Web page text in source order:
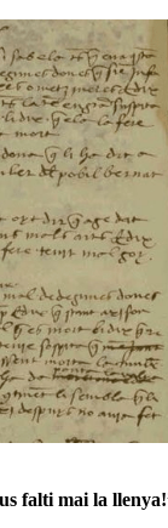
falti mai la